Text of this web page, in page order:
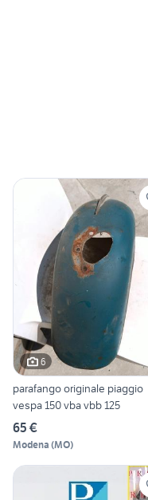
6
parafango originale piaggio
vespa 150 vba vbb 125
65 €
Modena (MO)